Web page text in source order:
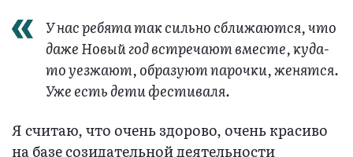
У нас ребята так сильно сближаются, что
даже Новый год встречают вместе, куда-
то уезжают, образуют парочки, женятся.
Уже есть дети фестиваля.
Я считаю, что очень здорово, очень красиво
на базе созидательной деятельности